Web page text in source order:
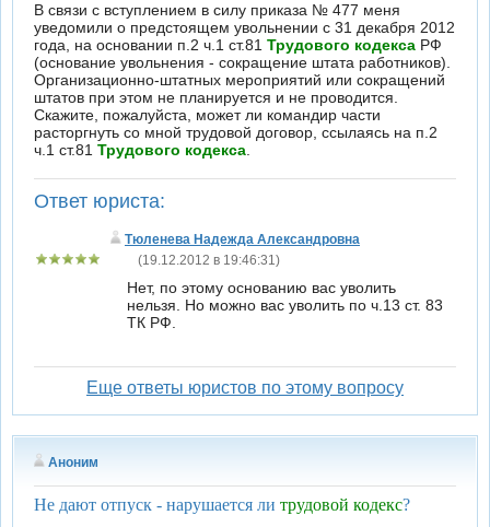
В связи с вступлением в силу приказа № 477 меня
уведомили о предстоящем увольнении с 31 декабря 2012
года, на основании п.2 ч.1 ст.81 Трудового кодекса РФ
(основание увольнения - сокращение штата работников).
Организационно-штатных мероприятий или сокращений
штатов при этом не планируется и не проводится.
Скажите, пожалуйста, может ли командир части
расторгнуть со мной трудовой договор, ссылаясь на п.2
ч.1 ст.81 Трудового кодекса
Ответ юриста:
Тюленева Надежда Александровна
(19.12.2012 в 19:46:31)
Нет, по этому основанию вас уволить
нельзя. Но можно вас уволить по ч.13 ст. 83
ТК РФ.
Еще ответы юристов по этому вопросу
Аноним
Не дают отпуск - нарушается ли трудовой кодекс?